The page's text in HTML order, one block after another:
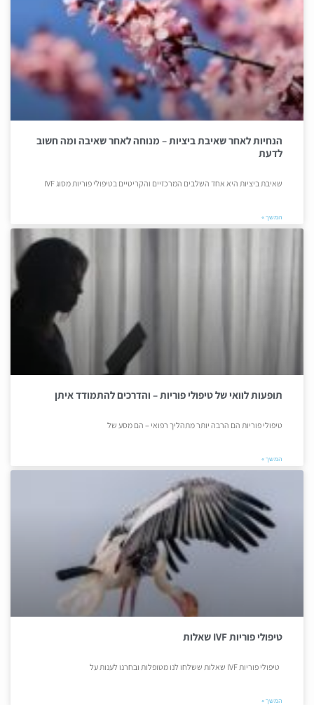
הנחיות לאחר שאיבת ביציות – מנוחה לאחר שאיבה ומה חשוב
לדעת
שאיבת ביציות היא אחד השלבים המרכזיים והקריטיים בטיפולי פוריות מסוג IVF
המשך »
תופעות לוואי של טיפולי פוריות – והדרכים להתמודד איתן
טיפולי פוריות הם הרבה יותר מתהליך רפואי – הם מסע של
המשך »
טיפולי פוריות IVF שאלות
טיפולי פוריות IVF שאלות ששלחו לנו מטופלות ובחרנו לענות על
המשך »